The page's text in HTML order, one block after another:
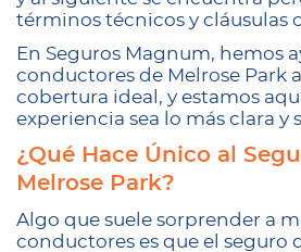
términos técnicos y cláusulas
En Seguros Magnum, hemos
conductores de Melrose Park
cobertura ideal, y estamos
experiencia sea lo más clara y
¿Qué Hace Único al
Melrose Park?
Algo que suele sorprender a
conductores es que el seguro